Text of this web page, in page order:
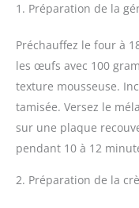
1. Préparation de la
Préchauffez le four à
les œufs avec 100
texture mousseuse.
tamisée. Versez le
sur une plaque
pendant 10 à 12
2. Préparation de la